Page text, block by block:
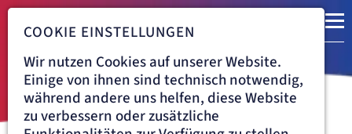
COOKIE EINSTELLUNGEN
Wir nutzen Cookies auf unserer Website.
Einige von ihnen sind technisch notwendig,
während andere uns helfen, diese Website
zu verbessern oder zusätzliche